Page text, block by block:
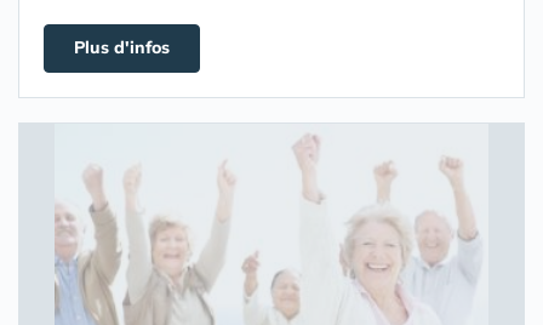
Plus d'infos